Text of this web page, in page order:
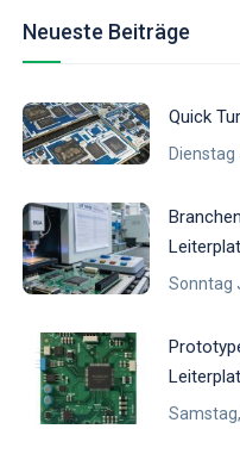
Neueste Beiträge
Quick
Dienstag
und
Sonntag